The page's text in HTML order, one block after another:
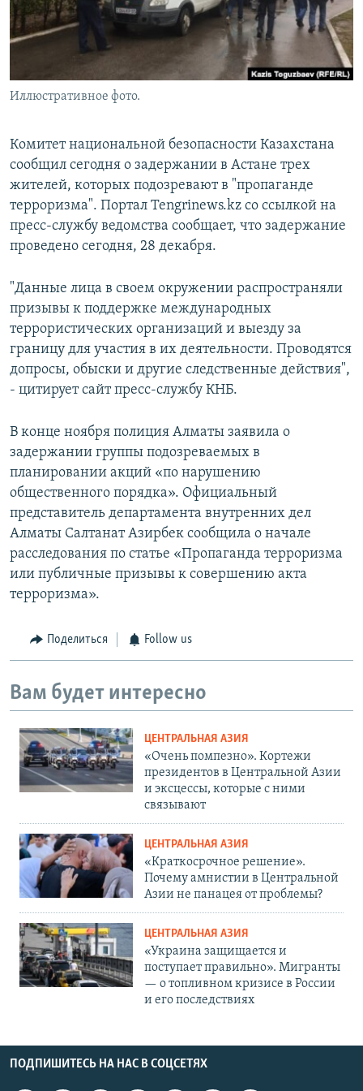
Иллюстративное фото.
Комитет национальной безопасности Казахстана
сообщил сегодня о задержании в Астане трех
жителей, которых подозревают в "пропаганде
терроризма". Портал Tengrinews.kz со ссылкой на
пресс-службу ведомства сообщает, что задержание
проведено сегодня, 28 декабря.
"Данные лица в своем окружении распространяли
призывы к поддержке международных
террористических организаций и выезду за
границу для участия в их деятельности. Проводятся
допросы, обыски и другие следственные действия",
- цитирует сайт пресс-службу КНБ.
В конце ноября полиция Алматы заявила о
задержании группы подозреваемых в
планировании акций «по нарушению
общественного порядка». Официальный
представитель департамента внутренних дел
Алматы Салтанат Азирбек сообщила о начале
расследования по статье «Пропаганда терроризма
или публичные призывы к совершению акта
терроризма».
Поделиться Follow us
Вам будет интересно
ЦЕНТРАЛЬНАЯ АЗИЯ
«Очень помпезно». Кортежи
президентов в Центральной Азии
и эксцессы, которые с ними
связывают
ЦЕНТРАЛЬНАЯ АЗИЯ
«Краткосрочное решение».
Почему амнистии в Центральной
Азии не панацея от проблемы?
ЦЕНТРАЛЬНАЯ АЗИЯ
«Украина защищается и
поступает правильно». Мигранты
— о топливном кризисе в России
и его последствиях
ПОДПИШИТЕСЬ НА НАС В СОЦСЕТЯХ